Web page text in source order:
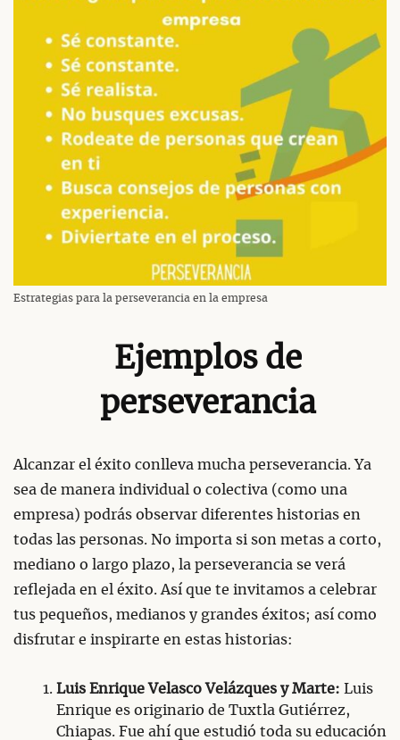
Estrategias para la perseverancia en la empresa
Ejemplos de
perseverancia
Alcanzar el éxito conlleva mucha perseverancia. Ya
sea de manera individual o colectiva (como una
empresa) podrás observar diferentes historias en
todas las personas. No importa si son metas a corto,
mediano o largo plazo, la perseverancia se verá
reflejada en el éxito. Así que te invitamos a celebrar
tus pequeños, medianos y grandes éxitos; así como
disfrutar e inspirarte en estas historias:
Luis Enrique Velasco Velázques y Marte: Luis
Enrique es originario de Tuxtla Gutiérrez,
Chiapas. Fue ahí que estudió toda su educación